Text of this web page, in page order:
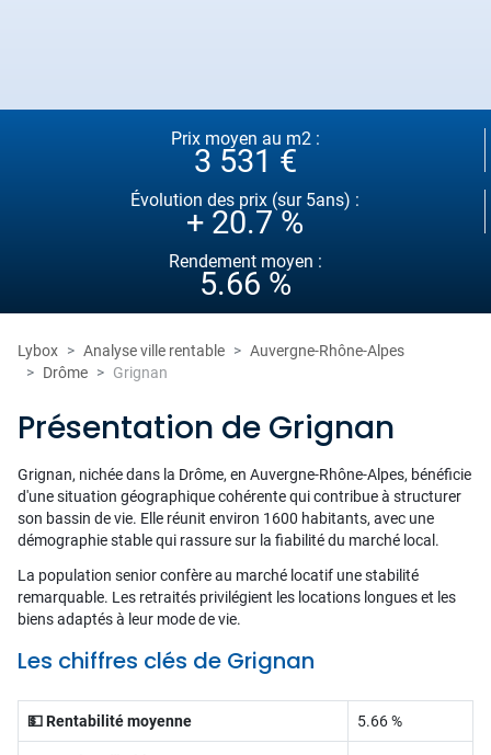
Prix moyen au m2 :
3 531 €
Évolution des prix (sur 5ans) :
+ 20.7 %
Rendement moyen :
5.66 %
Lybox Analyse ville rentable
Auvergne-Rhône-Alpes
Drôme
Grignan
Présentation de Grignan
Grignan, nichée dans la Drôme, en Auvergne-Rhône-Alpes, bénéficie
d'une situation géographique cohérente qui contribue à structurer
son bassin de vie. Elle réunit environ 1600 habitants, avec une
démographie stable qui rassure sur la fiabilité du marché local.
La population senior confère au marché locatif une stabilité
remarquable. Les retraités privilégient les locations longues et les
biens adaptés à leur mode de vie.
Les chiffres clés de Grignan
💵 Rentabilité moyenne 5.66 %